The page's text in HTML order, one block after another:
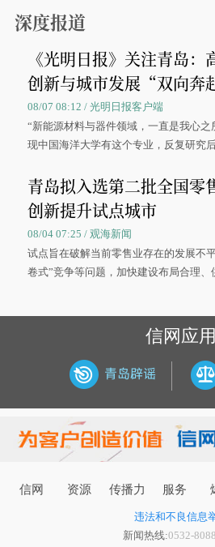
深度报道
《光明日报》关注青岛：
创新与城市发展“双向奔
08/07 08:12 / 光明日报客户端
“新能源材料与器件领域，一直是我心
现中国海洋大学有这个专业，反复研究
大学材料科学与工程学院材料类专业的
青岛拟入选第二批全国零
创新提升试点城市
08/04 07:25 / 观海新闻
试点旨在破解当前零售业存在的发展不
卷式”竞争等问题，加快建设布局合理
信网应用
信网 资源 传播力 服务
违法和不良信息
新闻热线:0532-